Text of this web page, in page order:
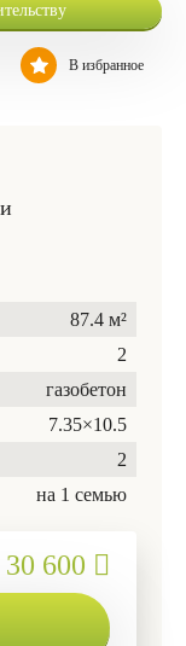
В избранное
87.4 м²
2
газобетон
7.35×10.5
2
на 1 семью
30 600